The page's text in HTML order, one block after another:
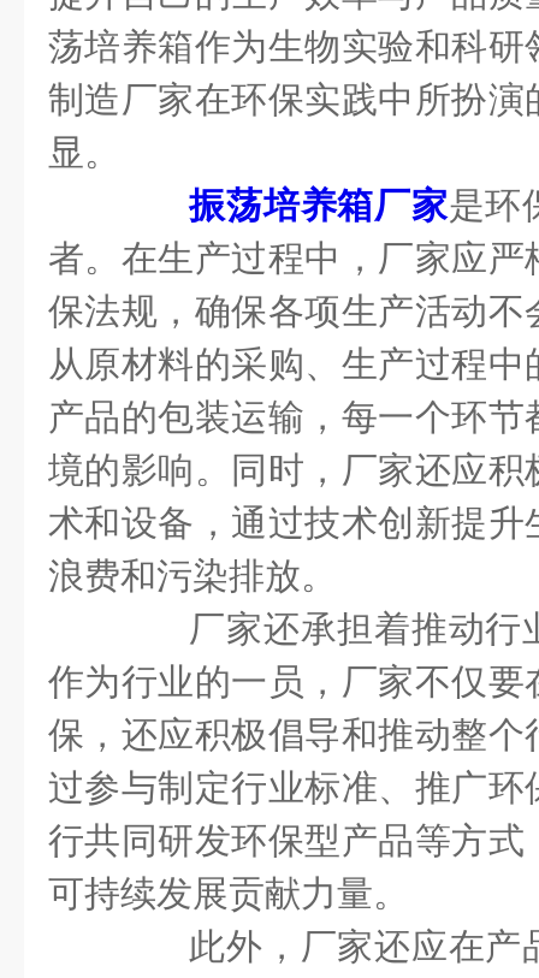
荡培养箱作为生物实验和科
制造厂家在环保实践中所扮
显。
振荡培养箱厂家是环
者。在生产过程中，厂家应
保法规，确保各项生产活动
从原材料的采购、生产过程
产品的包装运输，每一个环
境的影响。同时，厂家还应
术和设备，通过技术创新提
浪费和污染排放。
厂家还承担着推动行
作为行业的一员，厂家不仅
保，还应积极倡导和推动整
过参与制定行业标准、推广
行共同研发环保型产品等方
可持续发展贡献力量。
此外，厂家还应在产